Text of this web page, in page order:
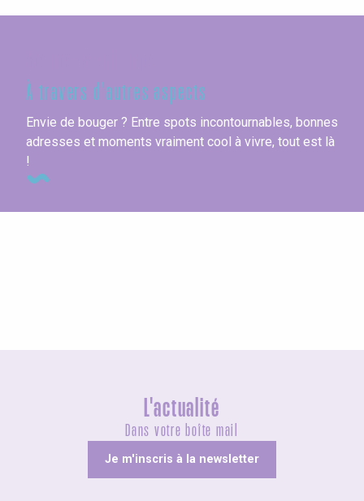
À travers d'autres aspects
Envie de bouger ? Entre spots incontournables, bonnes
adresses et moments vraiment cool à vivre, tout est là
!
L'actualité
Dans votre boîte mail
Je m'inscris à la newsletter